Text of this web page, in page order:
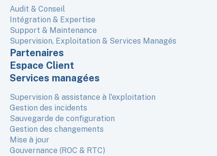
Audit & Conseil
Intégration & Expertise
Support & Maintenance
Supervision, Exploitation & Services Managés
Partenaires
Espace Client
Services managées
Supervision & assistance à l'exploitation
Gestion des incidents
Sauvegarde de configuration
Gestion des changements
Mise à jour
Gouvernance (ROC & RTC)